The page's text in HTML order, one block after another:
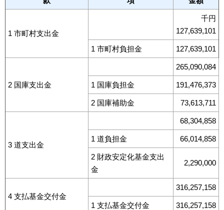
1 市町村支出金
千円
127,639,101
1 市町村負担金 127,639,101
2 国庫支出金
265,090,084
1 国庫負担金 191,476,373
2 国庫補助金 73,613,711
3 道支出金
68,304,858
1 道負担金 66,014,858
2 財政安定化基金支出
金
2,290,000
4 支払基金交付金
316,257,158
1 支払基金交付金 316,257,158